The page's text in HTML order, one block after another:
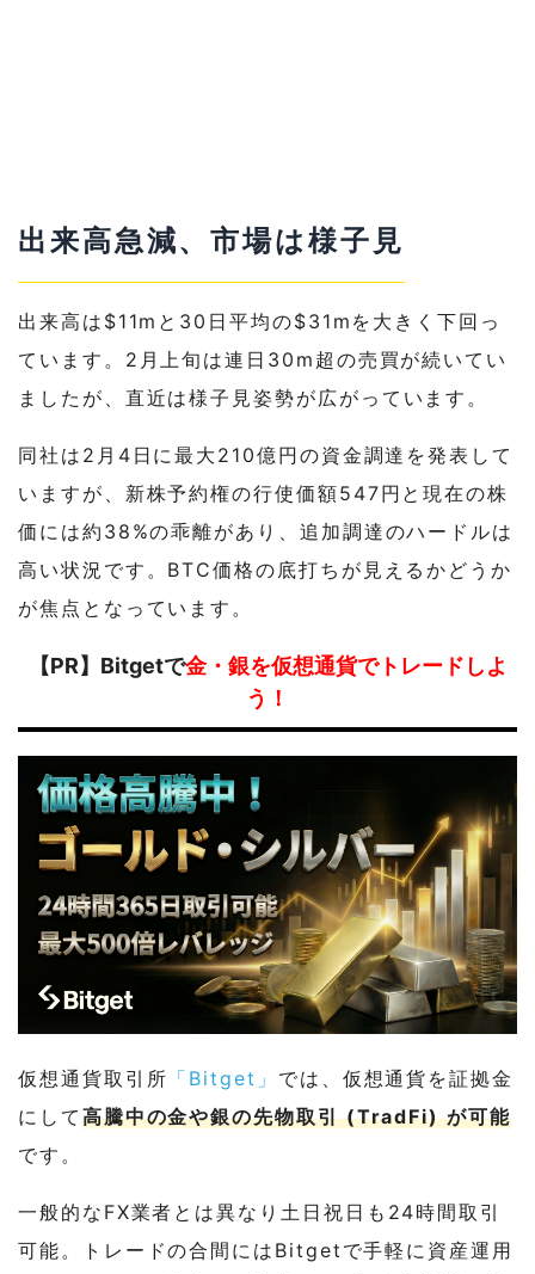
出来高急減、市場は様子見
出来高は$11mと30日平均の$31mを大きく下回っ
ています。2月上旬は連日30m超の売買が続いてい
ましたが、直近は様子見姿勢が広がっています。
同社は2月4日に最大210億円の資金調達を発表して
いますが、新株予約権の行使価額547円と現在の株
価には約38%の乖離があり、追加調達のハードルは
高い状況です。BTC価格の底打ちが見えるかどうか
が焦点となっています。
【PR】Bitgetで金・銀を仮想通貨でトレードしよ
う！
仮想通貨取引所 「Bitget」 では、仮想通貨を証拠金
にして 高騰中の金や銀の先物取引 (TradFi) が可能
です。
一般的なFX業者とは異なり土日祝日も24時間取引
可能。トレードの合間にはBitgetで手軽に資産運用